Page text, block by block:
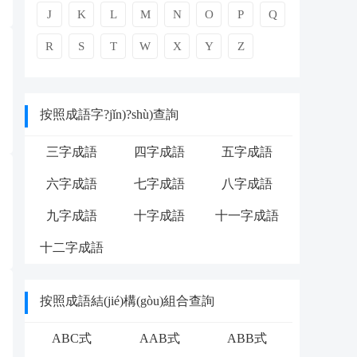
J K L M N O P Q
R S T W X Y Z
按照成語字?jǐn)?shù)查詢
三字成語 四字成語 五字成語
六字成語 七字成語 八字成語
九字成語 十字成語 十一字成語
十二字成語
按照成語結(jié)構(gòu)組合查詢
ABC式 AAB式 ABB式